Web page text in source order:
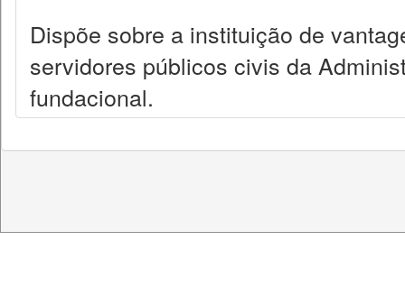
Dispõe sobre a instituição de
servidores públicos civis da
fundacional.